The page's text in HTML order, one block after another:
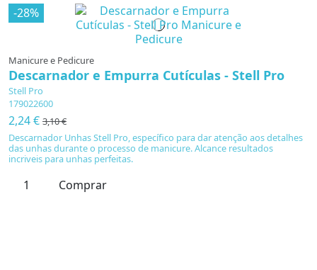
-28%
Manicure e Pedicure
Descarnador e Empurra Cutículas - Stell Pro
Stell Pro
179022600
2,24 € 3,10 €
Descarnador Unhas Stell Pro, específico para dar atenção aos detalhes
das unhas durante o processo de manicure. Alcance resultados
incriveis para unhas perfeitas.
Comprar